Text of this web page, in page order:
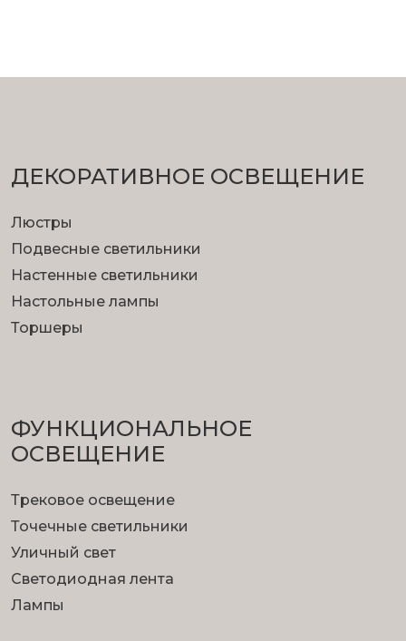
ДЕКОРАТИВНОЕ ОСВЕЩЕНИЕ
Люстры
Подвесные светильники
Настенные светильники
Настольные лампы
Торшеры
ФУНКЦИОНА­ЛЬНОЕ
ОСВЕЩЕНИЕ
Трековое освещение
Точечные светильники
Уличный свет
Светодиодная лента
Лампы